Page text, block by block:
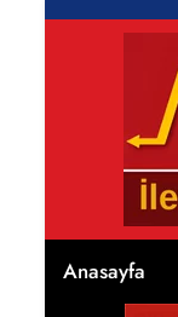
Anasayfa